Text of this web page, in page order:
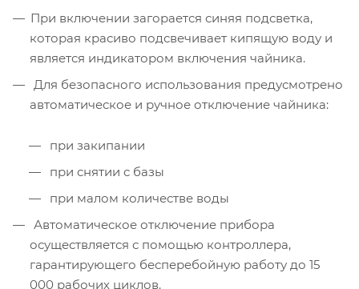
При включении загорается синяя подсветка,
которая красиво подсвечивает кипящую воду и
является индикатором включения чайника.
Для безопасного использования предусмотрено
автоматическое и ручное отключение чайника:
при закипании
при снятии с базы
при малом количестве воды
Автоматическое отключение прибора
осуществляется с помощью контроллера,
гарантирующего бесперебойную работу до 15
000 рабочих циклов.